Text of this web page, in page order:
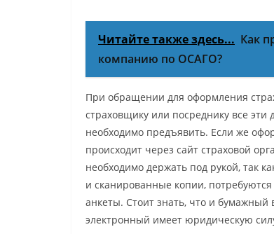
Читайте также здесь... Как
компанию по ОСАГО?
При обращении для оформления
страховщику или посреднику все эти
необходимо предъявить. Если же
происходит через сайт страховой
необходимо держать под рукой, так
и сканированные копии,
анкеты. Стоит знать, что и бумажный
электронный имеет юридическую